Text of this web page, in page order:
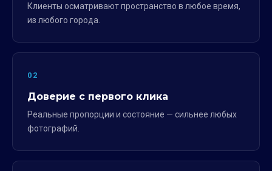
Клиенты осматривают пространство в любое время,
из любого города.
02
Доверие с первого клика
Реальные пропорции и состояние — сильнее любых
фотографий.